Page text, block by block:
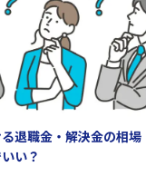
退職金・解決金の相場
い？